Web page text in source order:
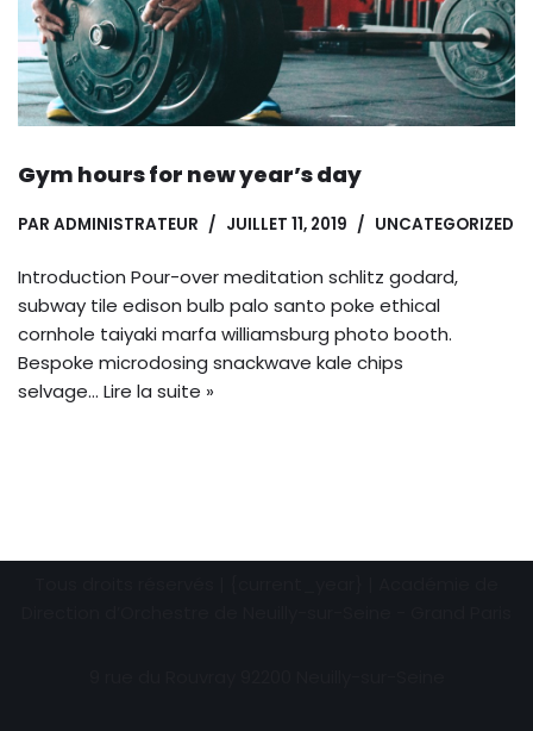
Gym hours for new year’s day
PAR ADMINISTRATEUR JUILLET 11, 2019 UNCATEGORIZED
Introduction Pour-over meditation schlitz godard,
subway tile edison bulb palo santo poke ethical
cornhole taiyaki marfa williamsburg photo booth.
Bespoke microdosing snackwave kale chips
selvage… Lire la suite »